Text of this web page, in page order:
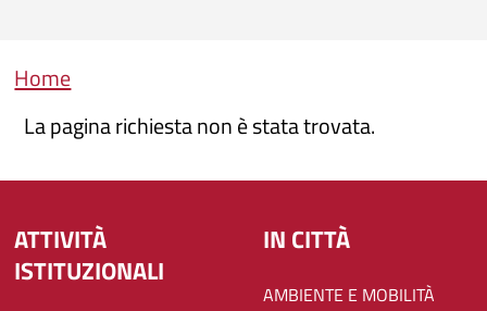
Briciole di pane
Home
La pagina richiesta non è stata trovata.
ATTIVITÀ
ISTITUZIONALI
IN CITTÀ
AMBIENTE E MOBILITÀ